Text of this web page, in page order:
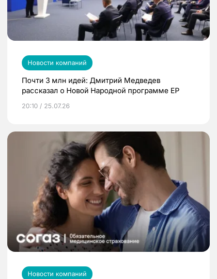
Новости компаний
Почти 3 млн идей: Дмитрий Медведев
рассказал о Новой Народной программе ЕР
20:10 / 25.07.26
Новости компаний